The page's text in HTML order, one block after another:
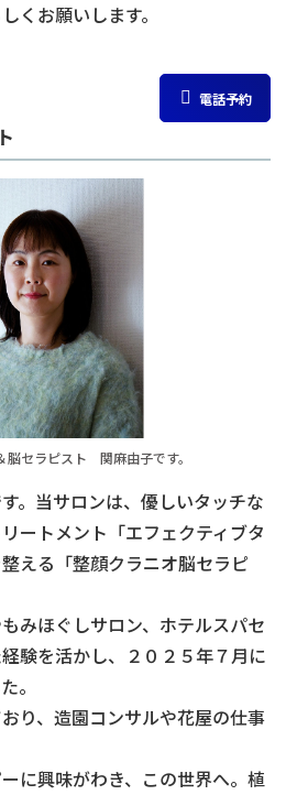
くお願いします。
電話予約
脳セラピスト 関麻由子です。
。当サロンは、優しいタッチな
ートメント「エフェクティブタ
える「整顔クラニオ脳セラピ
みほぐしサロン、ホテルスパセ
験を活かし、２０２５年７月に
。
り、造園コンサルや花屋の仕事
に興味がわき、この世界へ。植